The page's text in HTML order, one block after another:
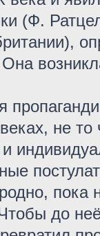
(Ф.
Она
не то
пока
до